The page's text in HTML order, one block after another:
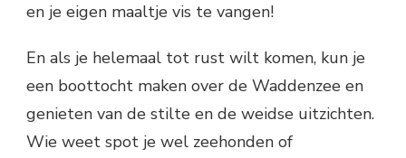
en je eigen maaltje vis te vangen!
En als je helemaal tot rust wilt komen, kun je
een boottocht maken over de Waddenzee en
genieten van de stilte en de weidse uitzichten.
Wie weet spot je wel zeehonden of